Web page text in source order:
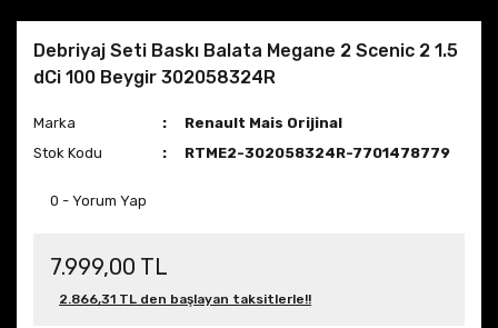
Debriyaj Seti Baskı Balata Megane 2 Scenic 2 1.5
dCi 100 Beygir 302058324R
Marka
Renault Mais Orijinal
Stok Kodu
RTME2-302058324R-7701478779
0 - Yorum Yap
7.999,00 TL
2.866,31 TL den başlayan taksitlerle!!